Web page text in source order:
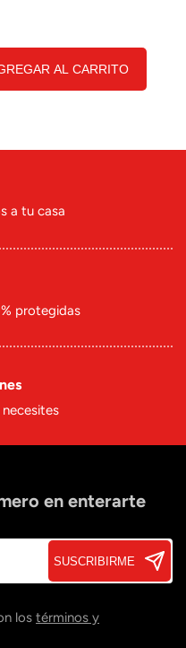
AL CARRITO
a tu casa
protegidas
en enterarte
SUSCRIBIRME
los términos y